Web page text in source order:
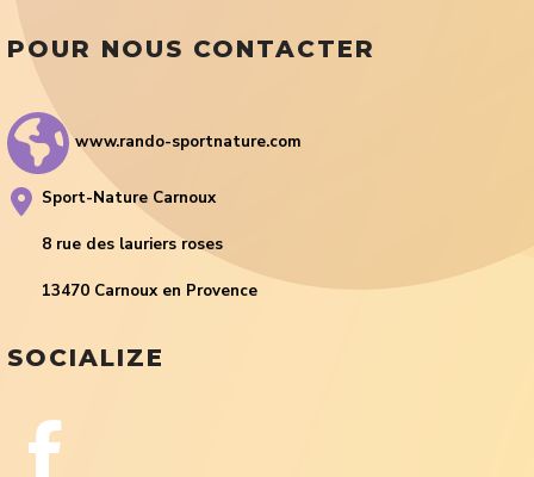
POUR NOUS CONTACTER
www.rando-sportnature.com
Sport-Nature Carnoux
8 rue des lauriers roses
13470 Carnoux en Provence
SOCIALIZE